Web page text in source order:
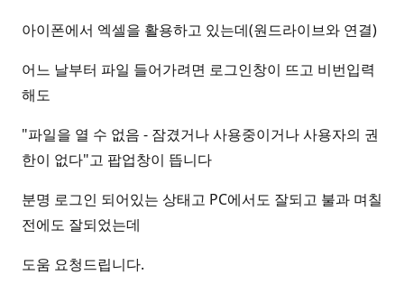
아이폰에서 엑셀을 활용하고 있는데(원드라이브와 연결)
어느 날부터 파일 들어가려면 로그인창이 뜨고 비번입력
해도
"파일을 열 수 없음 - 잠겼거나 사용중이거나 사용자의 권
한이 없다"고 팝업창이 뜹니다
분명 로그인 되어있는 상태고 PC에서도 잘되고 불과 며칠
전에도 잘되었는데
도움 요청드립니다.